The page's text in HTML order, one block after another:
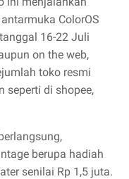
ColorOS
16-22 Juli
on the web,
toko resmi
seperti di shopee,
berupa hadiah
senilai Rp 1,5 juta.